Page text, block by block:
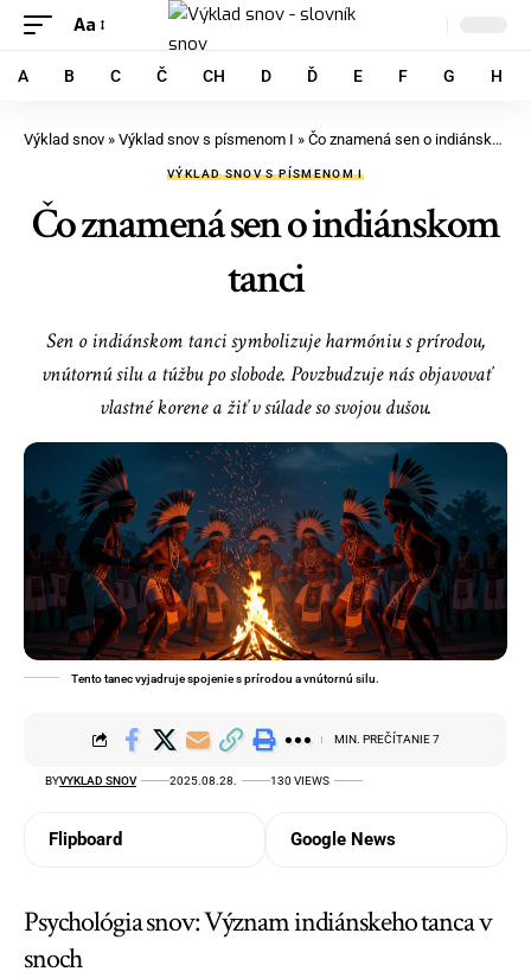
Aa
A B C Č CH D Ď E F G H
Výklad snov » Výklad snov s písmenom I » Čo znamená sen o indiánskom tanci
VÝKLAD SNOV S PÍSMENOM I
Čo znamená sen o indiánskom
tanci
Sen o indiánskom tanci symbolizuje harmóniu s prírodou,
vnútornú silu a túžbu po slobode. Povzbudzuje nás objavovať
vlastné korene a žiť v súlade so svojou dušou.
Tento tanec vyjadruje spojenie s prírodou a vnútornú silu.
BYVYKLAD SNOV 2025.08.28. 130 VIEWS
MIN. PREČÍTANIE 7
Flipboard Google News
Psychológia snov: Význam indiánskeho tanca v
snoch